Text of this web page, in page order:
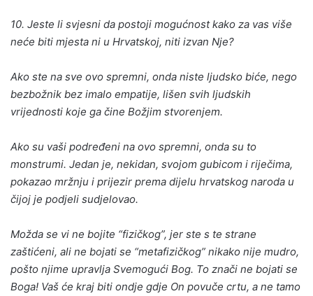
10. Jeste li svjesni da postoji mogućnost kako za vas više
neće biti mjesta ni u Hrvatskoj, niti izvan Nje?
Ako ste na sve ovo spremni, onda niste ljudsko biće, nego
bezbožnik bez imalo empatije, lišen svih ljudskih
vrijednosti koje ga čine Božjim stvorenjem.
Ako su vaši podređeni na ovo spremni, onda su to
monstrumi. Jedan je, nekidan, svojom gubicom i riječima,
pokazao mržnju i prijezir prema dijelu hrvatskog naroda u
čijoj je podjeli sudjelovao.
Možda se vi ne bojite “fizičkog”, jer ste s te strane
zaštićeni, ali ne bojati se “metafizičkog” nikako nije mudro,
pošto njime upravlja Svemogući Bog. To znači ne bojati se
Boga! Vaš će kraj biti ondje gdje On povuče crtu, a ne tamo